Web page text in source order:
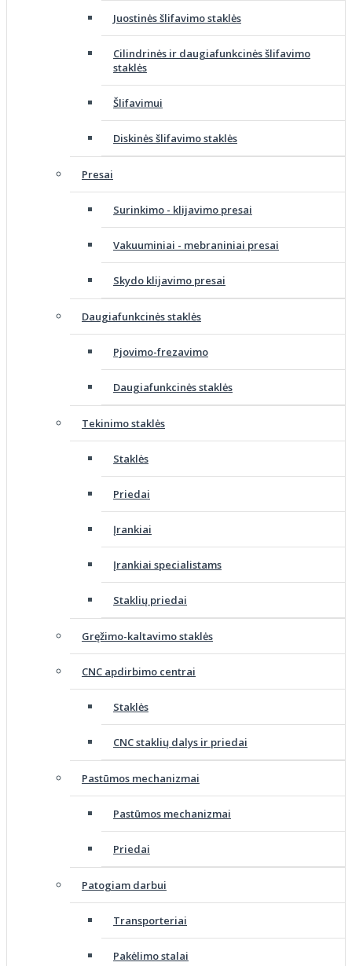
Juostinės šlifavimo staklės
Cilindrinės ir daugiafunkcinės šlifavimo
staklės
Šlifavimui
Diskinės šlifavimo staklės
Presai
Surinkimo - klijavimo presai
Vakuuminiai - mebraniniai presai
Skydo klijavimo presai
Daugiafunkcinės staklės
Pjovimo-frezavimo
Daugiafunkcinės staklės
Tekinimo staklės
Staklės
Priedai
Įrankiai
Įrankiai specialistams
Staklių priedai
Gręžimo-kaltavimo staklės
CNC apdirbimo centrai
Staklės
CNC staklių dalys ir priedai
Pastūmos mechanizmai
Pastūmos mechanizmai
Priedai
Patogiam darbui
Transporteriai
Pakėlimo stalai